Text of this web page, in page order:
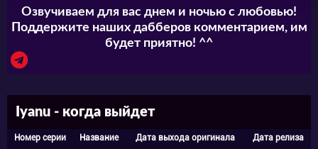
Озвучиваем для вас днем и ночью с любовью!
Поддержите наших дабберов комментарием, им
будет приятно! ^^
Iyanu - когда выйдет
Номер серии Название Дата выхода оригинала
Дата релиза